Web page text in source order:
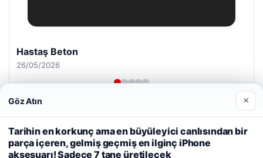
Hastaş Beton
26/05/2026
deneyiminizi kişiselleştirmek ve geliştirmek amacıyla çerezler
kullanıyoruz.Çerez Politikamız
Reddet Kabul Et
Göz Atın ×
Tarihin en korkunç ama en büyüleyici canlısından bir
parça içeren, gelmiş geçmiş en ilginç iPhone
aksesuarı! Sadece 7 tane üretilecek